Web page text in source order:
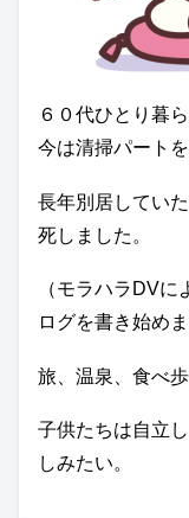
６０代ひとり暮
今は清掃パートを
長年別居してい
死しました。
（モラハラDV
ログを書き始めま
旅、温泉、食べ
子供たちは自立
しみたい。